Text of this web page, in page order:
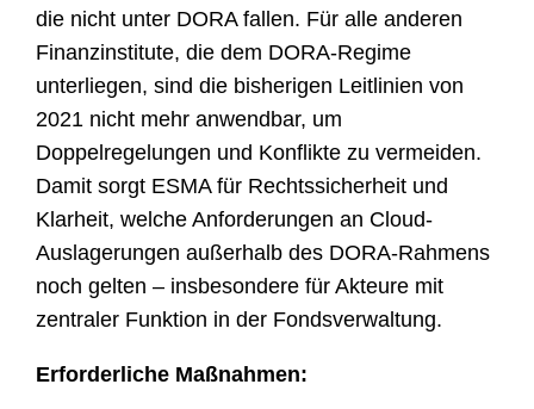
die nicht unter DORA fallen. Für alle anderen
Finanzinstitute, die dem DORA-Regime
unterliegen, sind die bisherigen Leitlinien von
2021 nicht mehr anwendbar, um
Doppelregelungen und Konflikte zu vermeiden.
Damit sorgt ESMA für Rechtssicherheit und
Klarheit, welche Anforderungen an Cloud-
Auslagerungen außerhalb des DORA-Rahmens
noch gelten – insbesondere für Akteure mit
zentraler Funktion in der Fondsverwaltung.
Erforderliche Maßnahmen: